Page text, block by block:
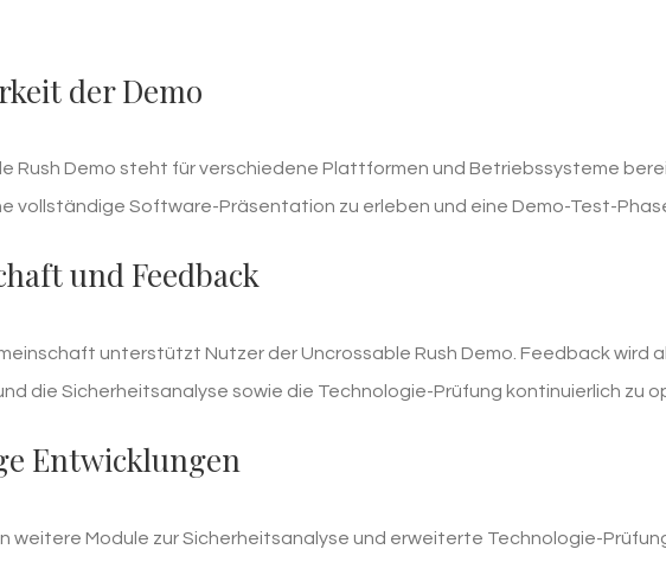
der Demo
Rush Demo steht für verschiedene Plattformen und Betriebssysteme
vollständige Software-Präsentation zu erleben und eine Demo-Test-
und Feedback
unterstützt Nutzer der Uncrossable Rush Demo. Feedback wird
die Sicherheitsanalyse sowie die Technologie-Prüfung kontinuierlich zu
Entwicklungen
weitere Module zur Sicherheitsanalyse und erweiterte Technologie-